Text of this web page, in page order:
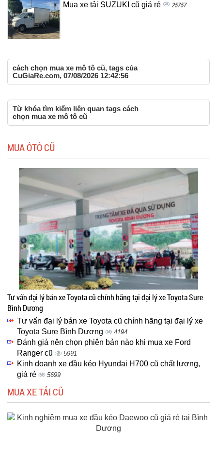
Mua xe tải SUZUKI cũ giá rẻ 25757
cách chọn mua xe mô tô cũ, tags của
CuGiaRe.com, 07/08/2026 12:42:56
Từ khóa tìm kiếm liên quan tags cách
chọn mua xe mô tô cũ
MUA ÔTÔ CŨ
Tư vấn đại lý bán xe Toyota cũ chính hãng tại đại lý xe Toyota Sure
Bình Dương
Tư vấn đại lý bán xe Toyota cũ chính hãng tại đại lý xe
Toyota Sure Bình Dương
4194
Đánh giá nên chọn phiên bản nào khi mua xe Ford
Ranger cũ
5991
Kinh doanh xe đầu kéo Hyundai H700 cũ chất lượng,
giá rẻ
5699
MUA XE TẢI CŨ